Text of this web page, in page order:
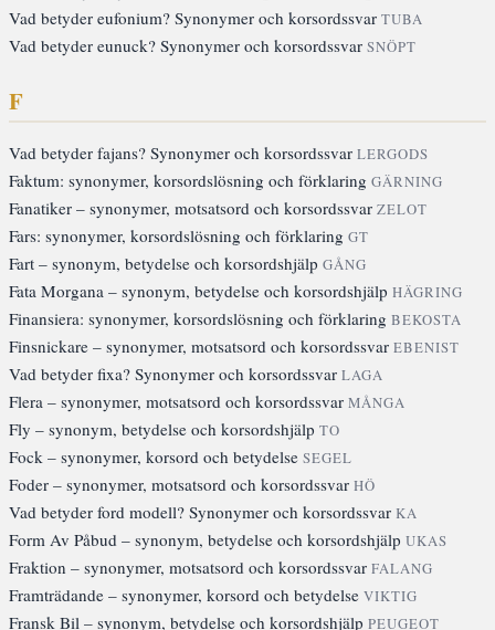
Vad betyder eufonium? Synonymer och korsordssvar TUBA
Vad betyder eunuck? Synonymer och korsordssvar SNÖPT
F
Vad betyder fajans? Synonymer och korsordssvar LERGODS
Faktum: synonymer, korsordslösning och förklaring GÄRNING
Fanatiker – synonymer, motsatsord och korsordssvar ZELOT
Fars: synonymer, korsordslösning och förklaring GT
Fart – synonym, betydelse och korsordshjälp GÅNG
Fata Morgana – synonym, betydelse och korsordshjälp HÄGRING
Finansiera: synonymer, korsordslösning och förklaring BEKOSTA
Finsnickare – synonymer, motsatsord och korsordssvar EBENIST
Vad betyder fixa? Synonymer och korsordssvar LAGA
Flera – synonymer, motsatsord och korsordssvar MÅNGA
Fly – synonym, betydelse och korsordshjälp TO
Fock – synonymer, korsord och betydelse SEGEL
Foder – synonymer, motsatsord och korsordssvar HÖ
Vad betyder ford modell? Synonymer och korsordssvar KA
Form Av Påbud – synonym, betydelse och korsordshjälp UKAS
Fraktion – synonymer, motsatsord och korsordssvar FALANG
Framträdande – synonymer, korsord och betydelse VIKTIG
Fransk Bil – synonym, betydelse och korsordshjälp PEUGEOT